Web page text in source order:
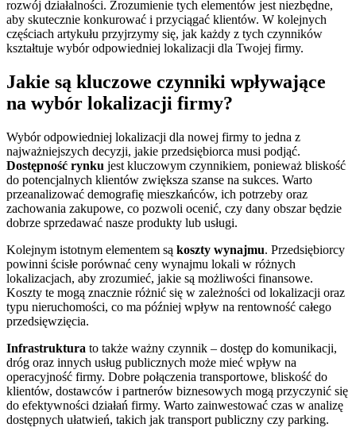
rozwój działalności. Zrozumienie tych elementów jest niezbędne,
aby skutecznie konkurować i przyciągać klientów. W kolejnych
częściach artykułu przyjrzymy się, jak każdy z tych czynników
kształtuje wybór odpowiedniej lokalizacji dla Twojej firmy.
Jakie są kluczowe czynniki wpływające
na wybór lokalizacji firmy?
Wybór odpowiedniej lokalizacji dla nowej firmy to jedna z
najważniejszych decyzji, jakie przedsiębiorca musi podjąć.
Dostępność rynku jest kluczowym czynnikiem, ponieważ bliskość
do potencjalnych klientów zwiększa szanse na sukces. Warto
przeanalizować demografię mieszkańców, ich potrzeby oraz
zachowania zakupowe, co pozwoli ocenić, czy dany obszar będzie
dobrze sprzedawać nasze produkty lub usługi.
Kolejnym istotnym elementem są koszty wynajmu. Przedsiębiorcy
powinni ścisłe porównać ceny wynajmu lokali w różnych
lokalizacjach, aby zrozumieć, jakie są możliwości finansowe.
Koszty te mogą znacznie różnić się w zależności od lokalizacji oraz
typu nieruchomości, co ma później wpływ na rentowność całego
przedsięwzięcia.
Infrastruktura to także ważny czynnik – dostęp do komunikacji,
dróg oraz innych usług publicznych może mieć wpływ na
operacyjność firmy. Dobre połączenia transportowe, bliskość do
klientów, dostawców i partnerów biznesowych mogą przyczynić się
do efektywności działań firmy. Warto zainwestować czas w analizę
dostępnych ułatwień, takich jak transport publiczny czy parking.